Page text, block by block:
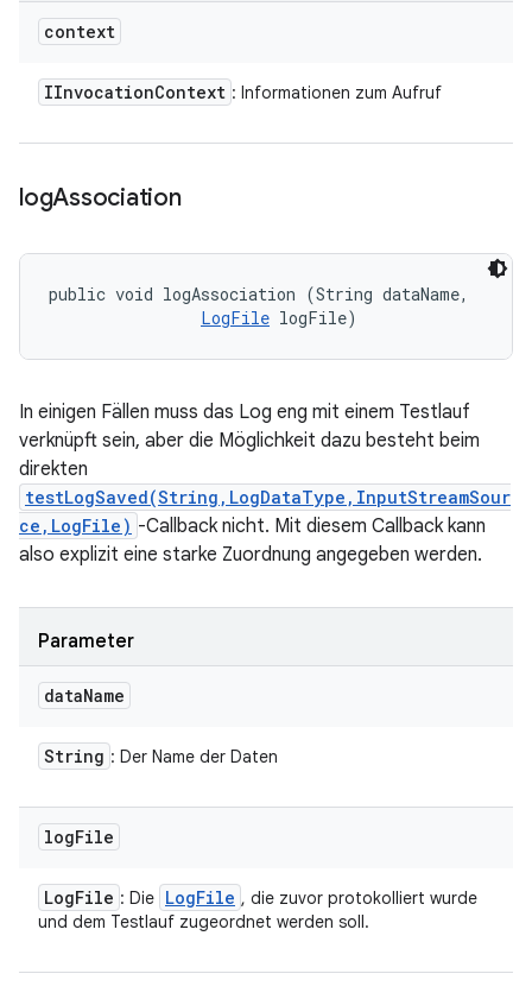
context
IInvocationContext : Informationen zum Aufruf
logAssociation
public void logAssociation (String dataName,
LogFile logFile)
In einigen Fällen muss das Log eng mit einem Testlauf
verknüpft sein, aber die Möglichkeit dazu besteht beim
direkten
testLogSaved(String,LogDataType,InputStreamSour
ce,LogFile) -Callback nicht. Mit diesem Callback kann
also explizit eine starke Zuordnung angegeben werden.
Parameter
dataName
String : Der Name der Daten
logFile
LogFile : Die LogFile , die zuvor protokolliert wurde
und dem Testlauf zugeordnet werden soll.